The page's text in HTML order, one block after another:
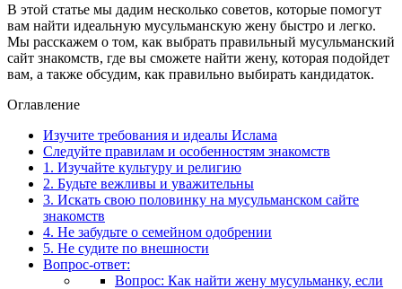
В этой статье мы дадим несколько советов, которые помогут
вам найти идеальную мусульманскую жену быстро и легко.
Мы расскажем о том, как выбрать правильный мусульманский
сайт знакомств, где вы сможете найти жену, которая подойдет
вам, а также обсудим, как правильно выбирать кандидаток.
Оглавление
Изучите требования и идеалы Ислама
Следуйте правилам и особенностям знакомств
1. Изучайте культуру и религию
2. Будьте вежливы и уважительны
3. Искать свою половинку на мусульманском сайте
знакомств
4. Не забудьте о семейном одобрении
5. Не судите по внешности
Вопрос-ответ:
Вопрос: Как найти жену мусульманку, если